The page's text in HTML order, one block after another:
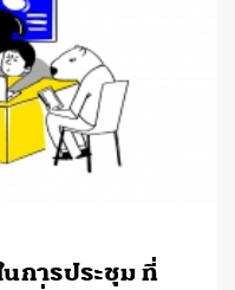
นการประชุม ที่